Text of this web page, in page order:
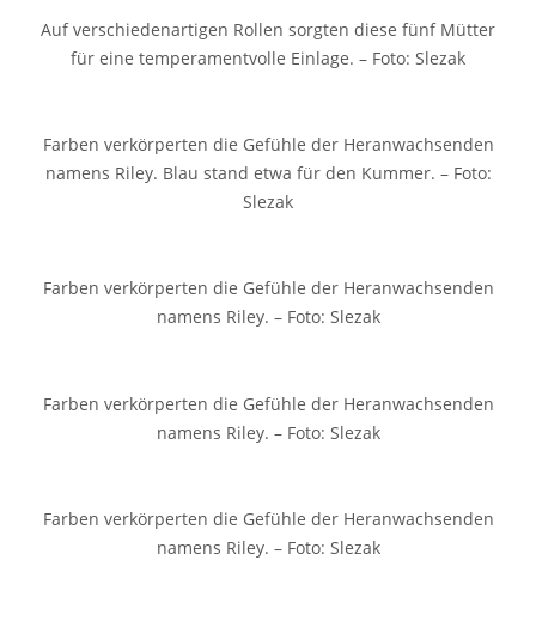
Auf verschiedenartigen Rollen sorgten diese fünf Mütter
für eine temperamentvolle Einlage. – Foto: Slezak
Farben verkörperten die Gefühle der Heranwachsenden
namens Riley. Blau stand etwa für den Kummer. – Foto:
Slezak
Farben verkörperten die Gefühle der Heranwachsenden
namens Riley. – Foto: Slezak
Farben verkörperten die Gefühle der Heranwachsenden
namens Riley. – Foto: Slezak
Farben verkörperten die Gefühle der Heranwachsenden
namens Riley. – Foto: Slezak